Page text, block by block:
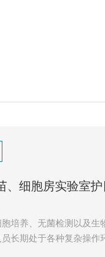
、细胞房实验室
南！
培养、无菌检测以及生
长期处于各种复杂操作